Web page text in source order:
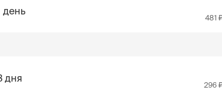
день
481
дня
296